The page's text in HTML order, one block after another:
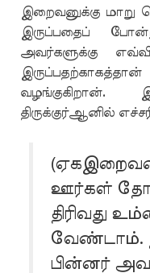
இறைவனுக்கு மாறு
இருப்பதைப்
அவர்களுக்கு
திருக்குர்ஆனில்
ஊர்கள்
திரிவது
வேண்டாம்.
பின்னர்